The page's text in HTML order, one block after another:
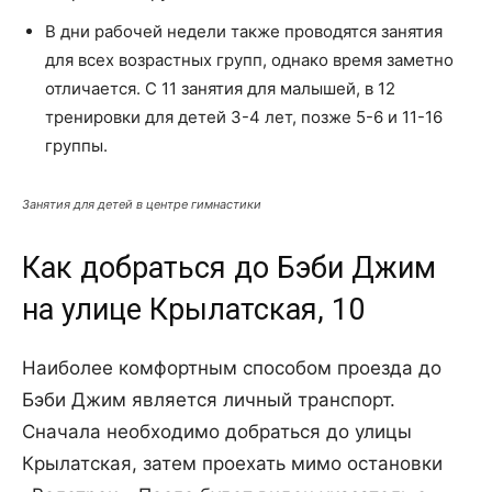
В дни рабочей недели также проводятся занятия
для всех возрастных групп, однако время заметно
отличается. С 11 занятия для малышей, в 12
тренировки для детей 3-4 лет, позже 5-6 и 11-16
группы.
Занятия для детей в центре гимнастики
Как добраться до Бэби Джим
на улице Крылатская, 10
Наиболее комфортным способом проезда до
Бэби Джим является личный транспорт.
Сначала необходимо добраться до улицы
Крылатская, затем проехать мимо остановки